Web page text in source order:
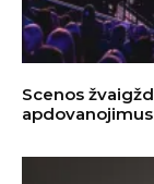
Scenos